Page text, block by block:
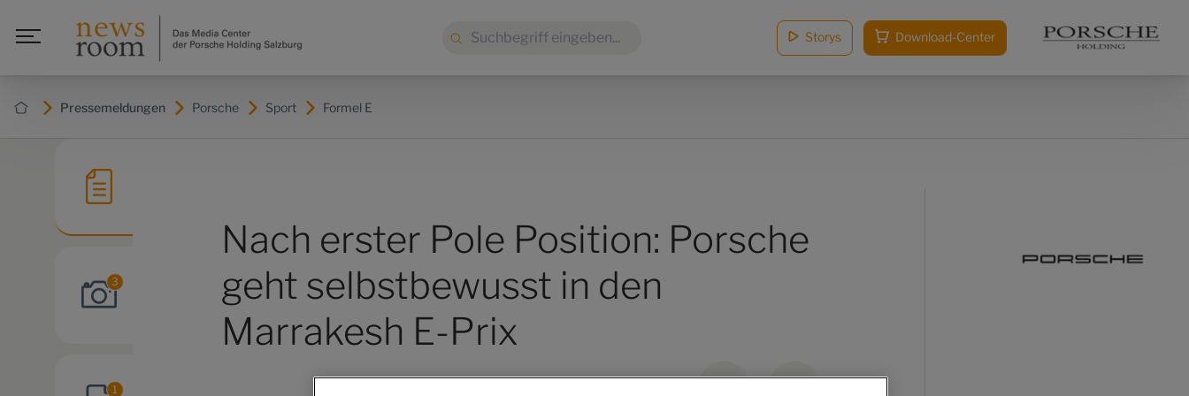
Pressemeldungen Porsche Sport Formel E
Suche: Storys Download-Center
3
1
Nach erster Pole Position: Porsche
geht selbstbewusst in den
Marrakesh E-Prix